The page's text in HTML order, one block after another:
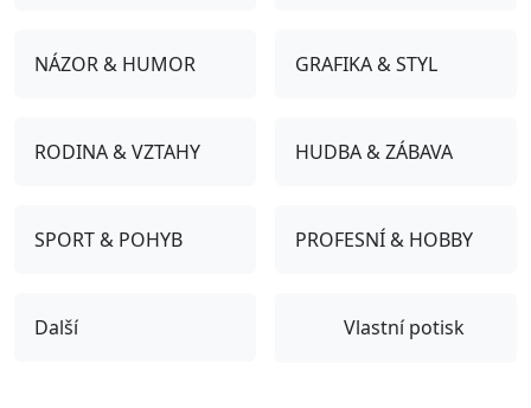
NÁZOR & HUMOR GRAFIKA & STYL
RODINA & VZTAHY HUDBA & ZÁBAVA
SPORT & POHYB PROFESNÍ & HOBBY
Další Vlastní potisk